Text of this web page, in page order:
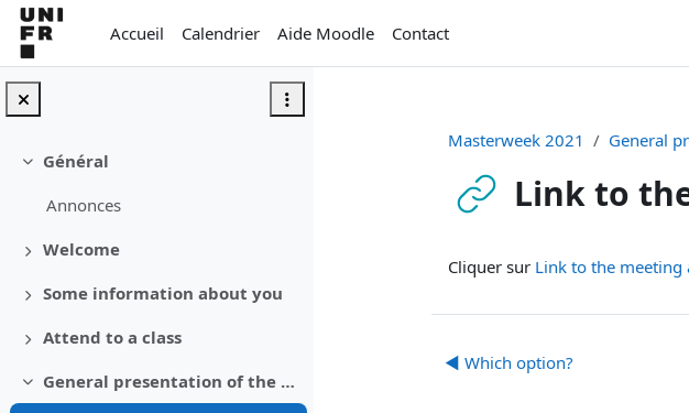
Passer au contenu principal
Accueil
Calendrier Aide Moodle Contact
Replier
Général
Annonces
Déplier
Welcome
Déplier
Some information about you
Déplier
Attend to a class
Replier
General presentation of the master
Masterweek 2021 General
Link to
Cliquer sur Link to the meeting
◀︎ Which option?